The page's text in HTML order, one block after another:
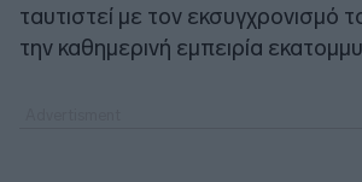
ταυτιστεί με τον εκσυγχρονισμό
την καθημερινή εμπειρία